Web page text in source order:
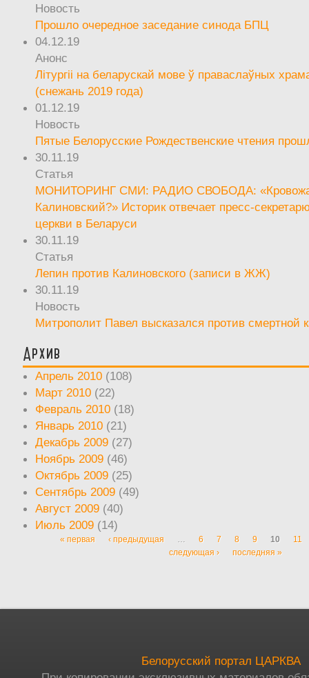
Новость
Прошло очередное заседание синода БПЦ
04.12.19
Анонс
Літургіі на беларускай мове ў праваслаўных
(снежань 2019 года)
01.12.19
Новость
Пятые Белорусские Рождественские чтения
30.11.19
Статья
МОНИТОРИНГ СМИ: РАДИО СВОБОДА:
Калиновский?» Историк отвечает пресс-
церкви в Беларуси
30.11.19
Статья
Лепин против Калиновского (записи в ЖЖ)
30.11.19
Новость
Митрополит Павел высказался против смертной
Архив
Апрель 2010 (108)
Март 2010 (22)
Февраль 2010 (18)
Январь 2010 (21)
Декабрь 2009 (27)
Ноябрь 2009 (46)
Октябрь 2009 (25)
Сентябрь 2009 (49)
Август 2009 (40)
Июль 2009 (14)
Страницы
« первая ‹ предыдущая … 6 7 8 9 10
11
следующая ›
последняя »
Белорусский портал ЦАРКВА